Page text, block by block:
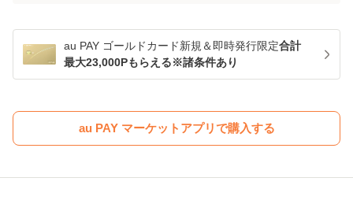
au PAY ゴールドカード新規＆即時発行限定合計
最大23,000Pもらえる※諸条件あり
au PAY マーケットアプリで購入する